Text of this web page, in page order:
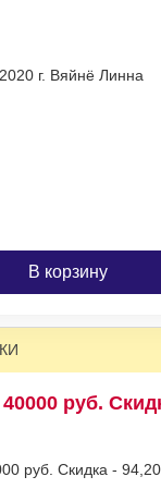
г. Вяйнё Линна
В корзину
руб.
руб. Скидка - 94,20